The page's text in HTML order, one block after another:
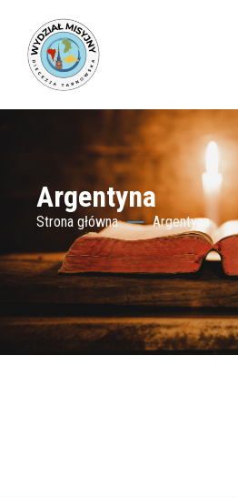
Argentyna
Strona główna Argentyna